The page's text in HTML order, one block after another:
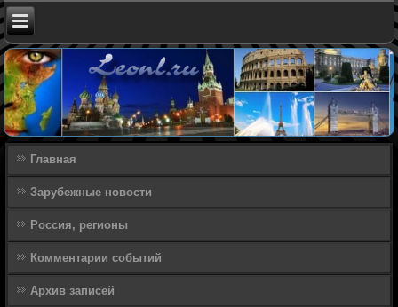
Главная
Зарубежные новости
Россия, регионы
Комментарии событий
Архив записей